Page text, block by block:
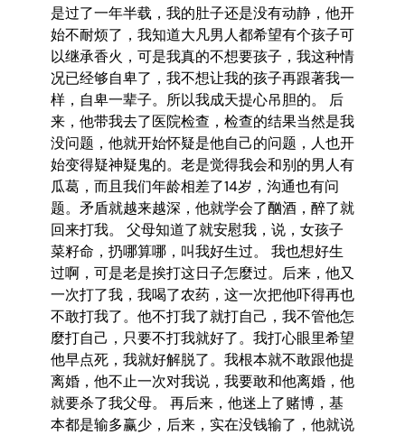
是过了一年半载，我的肚子还是没有动静，他开
始不耐烦了，我知道大凡男人都希望有个孩子可
以继承香火，可是我真的不想要孩子，我这种情
况已经够自卑了，我不想让我的孩子再跟著我一
样，自卑一辈子。所以我成天提心吊胆的。 后
来，他带我去了医院检查，检查的结果当然是我
没问题，他就开始怀疑是他自己的问题，人也开
始变得疑神疑鬼的。老是觉得我会和别的男人有
瓜葛，而且我们年龄相差了14岁，沟通也有问
题。矛盾就越来越深，他就学会了酗酒，醉了就
回来打我。 父母知道了就安慰我，说，女孩子
菜籽命，扔哪算哪，叫我好生过。 我也想好生
过啊，可是老是挨打这日子怎麼过。后来，他又
一次打了我，我喝了农药，这一次把他吓得再也
不敢打我了。他不打我了就打自己，我不管他怎
麼打自己，只要不打我就好了。我打心眼里希望
他早点死，我就好解脱了。我根本就不敢跟他提
离婚，他不止一次对我说，我要敢和他离婚，他
就要杀了我父母。 再后来，他迷上了赌博，基
本都是输多赢少，后来，实在没钱输了，他就说